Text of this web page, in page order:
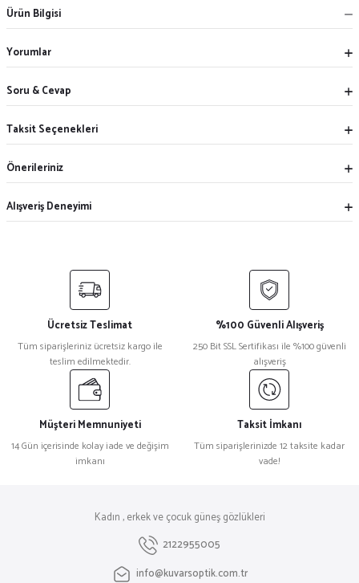
Ürün Bilgisi
Yorumlar
Soru & Cevap
Taksit Seçenekleri
Önerileriniz
Alışveriş Deneyimi
Ücretsiz Teslimat
Tüm siparişleriniz ücretsiz kargo ile
teslim edilmektedir.
%100 Güvenli Alışveriş
250 Bit SSL Sertifikası ile %100 güvenli
alışveriş
Müşteri Memnuniyeti
14 Gün içerisinde kolay iade ve değişim
imkanı
Taksit İmkanı
Tüm siparişlerinizde 12 taksite kadar
vade!
Kadın , erkek ve çocuk güneş gözlükleri
2122955005
info@kuvarsoptik.com.tr